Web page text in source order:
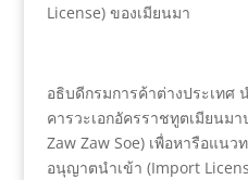
License) ของเมียนมา
อธิบดีกรมการค้าต่างประเทศ
คารวะเอกอัครราชทูตเมียนม
Zaw Zaw Soe) เพื่อหารือแน
อนุญาตนำเข้า (Import